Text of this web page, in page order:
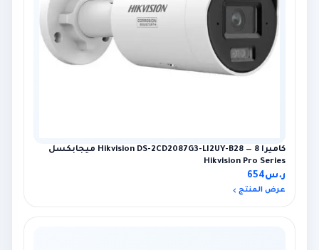
كاميرا Hikvision DS-2CD2087G3-LI2UY-B28 — 8 ميجابكسل
Hikvision Pro Series
ر.س654
عرض المنتج